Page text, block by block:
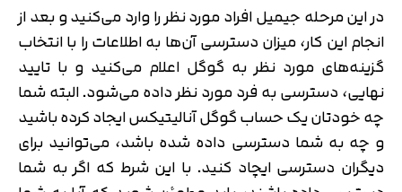
در این مرحله جیمیل افراد مورد نظر را وارد می‌کنید و بعد از
انجام این کار، میزان دسترسی آن‌ها به اطلاعات را با انتخاب
گزینه‌های مورد نظر به گوگل اعلام می‌کنید و با تایید
نهایی، دسترسی به فرد مورد نظر داده می‌شود. البته شما
چه خودتان یک حساب گوگل آنالیتیکس ایجاد کرده باشید
و چه به شما دسترسی داده شده باشد، می‌توانید برای
دیگران دسترسی ایچاد کنید. با این شرط که اگر به شما